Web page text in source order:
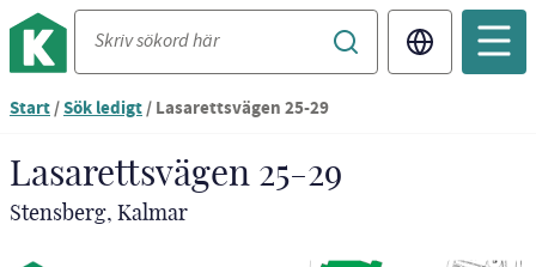
Translate
Start/Sök ledigt/Lasarettsvägen 25-29
Lasarettsvägen 25-29
Stensberg, Kalmar